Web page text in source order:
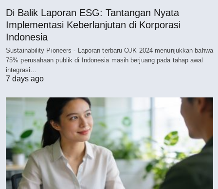
Di Balik Laporan ESG: Tantangan Nyata
Implementasi Keberlanjutan di Korporasi
Indonesia
Sustainability Pioneers - Laporan terbaru OJK 2024 menunjukkan bahwa
75% perusahaan publik di Indonesia masih berjuang pada tahap awal
integrasi…
7 days ago